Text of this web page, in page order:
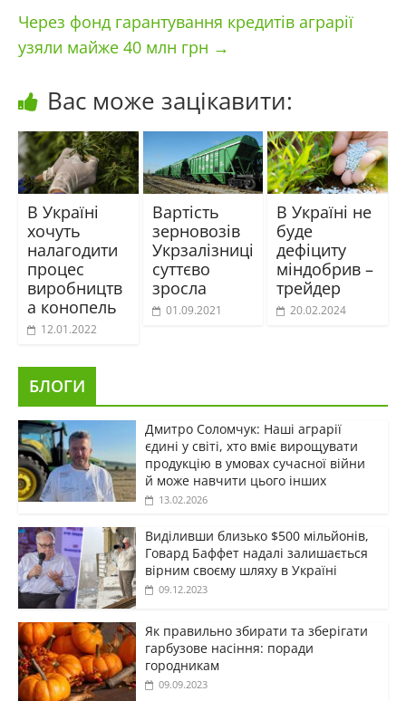
Через фонд гарантування кредитів аграрії
узяли майже 40 млн грн →
Вас може зацікавити:
В Україні
хочуть
налагодити
процес
виробництв
а конопель
12.01.2022
Вартість
зерновозів
Укрзалізниці
суттєво
зросла
01.09.2021
В Україні не
буде
дефіциту
міндобрив –
трейдер
20.02.2024
БЛОГИ
Дмитро Соломчук: Наші аграрії
єдині у світі, хто вміє вирощувати
продукцію в умовах сучасної війни
й може навчити цього інших
13.02.2026
Виділивши близько $500 мільйонів,
Говард Баффет надалі залишається
вірним своєму шляху в Україні
09.12.2023
Як правильно збирати та зберігати
гарбузове насіння: поради
городникам
09.09.2023